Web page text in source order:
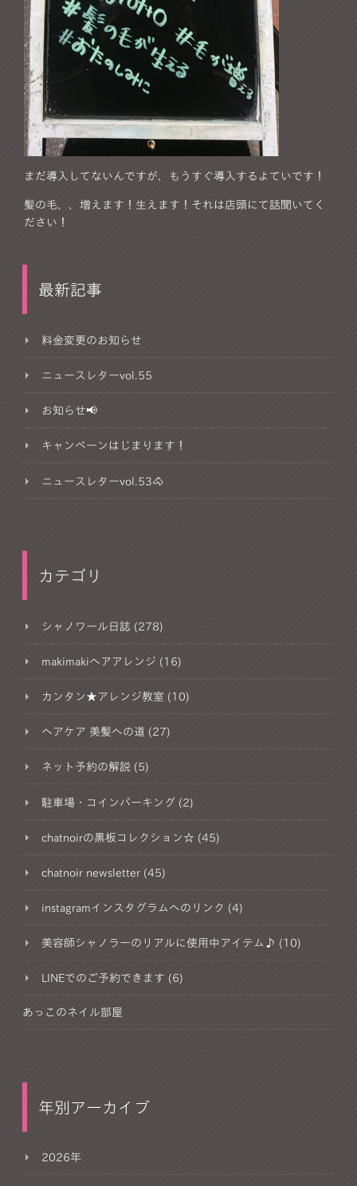
まだ導入してないんですが、もうすぐ導入するよていです！
髪の毛、、増えます！生えます！それは店頭にて話聞いてく
ださい！
最新記事
料金変更のお知らせ
ニュースレターvol.55
お知らせ📢
キャンペーンはじまります！
ニュースレターvol.53🐴
カテゴリ
シャノワール日誌 (278)
makimakiヘアアレンジ (16)
カンタン★アレンジ教室 (10)
ヘアケア 美髪への道 (27)
ネット予約の解説 (5)
駐車場・コインパーキング (2)
chatnoirの黒板コレクション☆ (45)
chatnoir newsletter (45)
instagramインスタグラムへのリンク (4)
美容師シャノラーのリアルに使用中アイテム♪ (10)
LINEでのご予約できます (6)
あっこのネイル部屋
年別アーカイブ
2026年